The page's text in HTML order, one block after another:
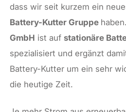
dass wir seit kurzem ein
Battery-Kutter Gruppe
GmbH ist auf stationäre
spezialisiert und ergänzt
Battery-Kutter um ein sehr
die heutige Zeit.